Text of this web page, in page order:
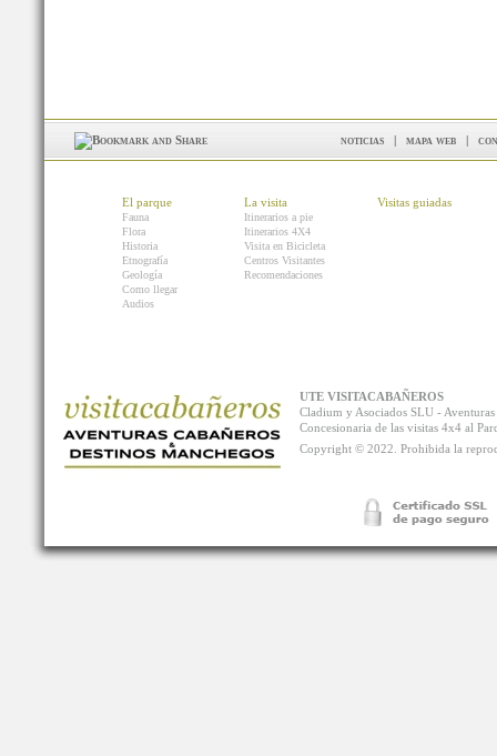
noticias | mapa web |
El parque
Fauna
Flora
Historia
Etnografía
Geología
Como llegar
Audios
La visita
Itinerarios a pie
Itinerarios 4X4
Visita en Bicicleta
Centros Visitantes
Recomendaciones
Visitas guiadas
UTE VISITACABAÑEROS
Cladium y Asociados SLU -
Concesionaria de las visitas 4x4 al
Copyright © 2022. Prohibida la